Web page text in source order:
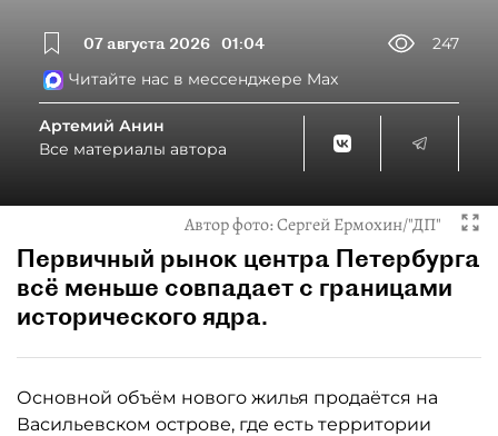
07 августа 2026 01:04
247
Читайте нас в мессенджере Max
Артемий Анин
Все материалы автора
Автор фото:Сергей Ермохин/"ДП"
Первичный рынок центра Петербурга
всё меньше совпадает с границами
исторического ядра.
Основной объём нового жилья продаётся на
Васильевском острове, где есть территории